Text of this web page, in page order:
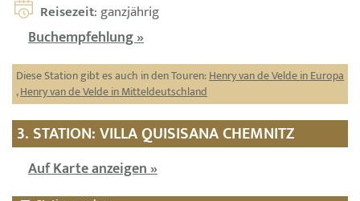
Reisezeit: ganzjährig
Buchempfehlung »
Diese Station gibt es auch in den Touren:Henry van de Velde in Europa
,Henry van de Velde in Mitteldeutschland
3. STATION: VILLA QUISISANA CHEMNITZ
Auf Karte anzeigen »